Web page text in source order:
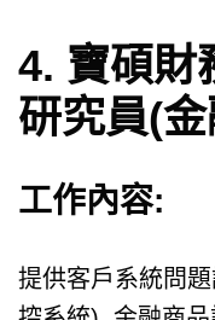
4. 寶碩財
研究員(
工作內容:
提供客戶系統問